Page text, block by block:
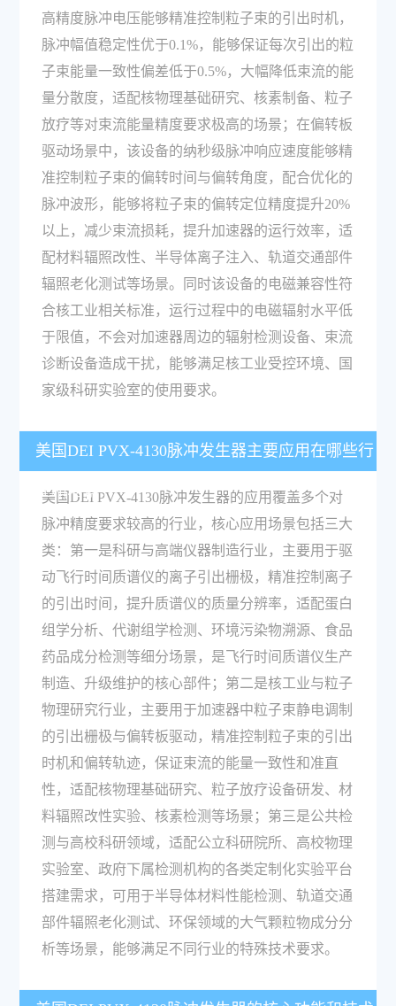
高精度脉冲电压能够精准控制粒子束的引出时机，
脉冲幅值稳定性优于0.1%，能够保证每次引出的粒
子束能量一致性偏差低于0.5%，大幅降低束流的能
量分散度，适配核物理基础研究、核素制备、粒子
放疗等对束流能量精度要求极高的场景；在偏转板
驱动场景中，该设备的纳秒级脉冲响应速度能够精
准控制粒子束的偏转时间与偏转角度，配合优化的
脉冲波形，能够将粒子束的偏转定位精度提升20%
以上，减少束流损耗，提升加速器的运行效率，适
配材料辐照改性、半导体离子注入、轨道交通部件
辐照老化测试等场景。同时该设备的电磁兼容性符
合核工业相关标准，运行过程中的电磁辐射水平低
于限值，不会对加速器周边的辐射检测设备、束流
诊断设备造成干扰，能够满足核工业受控环境、国
家级科研实验室的使用要求。
美国DEI PVX-4130脉冲发生器主要应用在哪些行
业和场景？
美国DEI PVX-4130脉冲发生器的应用覆盖多个对
脉冲精度要求较高的行业，核心应用场景包括三大
类：第一是科研与高端仪器制造行业，主要用于驱
动飞行时间质谱仪的离子引出栅极，精准控制离子
的引出时间，提升质谱仪的质量分辨率，适配蛋白
组学分析、代谢组学检测、环境污染物溯源、食品
药品成分检测等细分场景，是飞行时间质谱仪生产
制造、升级维护的核心部件；第二是核工业与粒子
物理研究行业，主要用于加速器中粒子束静电调制
的引出栅极与偏转板驱动，精准控制粒子束的引出
时机和偏转轨迹，保证束流的能量一致性和准直
性，适配核物理基础研究、粒子放疗设备研发、材
料辐照改性实验、核素检测等场景；第三是公共检
测与高校科研领域，适配公立科研院所、高校物理
实验室、政府下属检测机构的各类定制化实验平台
搭建需求，可用于半导体材料性能检测、轨道交通
部件辐照老化测试、环保领域的大气颗粒物成分分
析等场景，能够满足不同行业的特殊技术要求。